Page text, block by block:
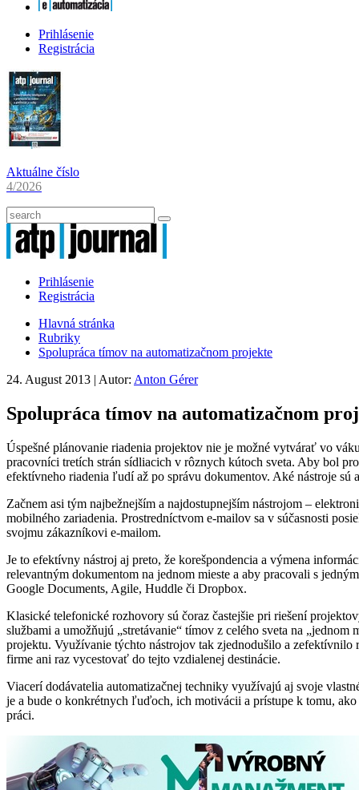
Prihlásenie
Registrácia
Aktuálne číslo
4/2026
Prihlásenie
Registrácia
Hlavná stránka
Rubriky
Spolupráca tímov na automatizačnom projekte
24. August 2013 | Autor: Anton Gérer
Spolupráca tímov na automatizačnom
Úspešné plánovanie riadenia projektov nie je možné vytvárať vo
pracovníci tretích strán sídliacich v rôznych kútoch sveta. Aby bol
efektívneho riadenia ľudí až po správu dokumentov. Aké nástroje
Začnem asi tým najbežnejším a najdostupnejším nástrojom –
mobilného zariadenia. Prostredníctvom e-mailov sa v súčasnosti
svojmu zákazníkovi e-mailom.
Je to efektívny nástroj aj preto, že korešpondencia a výmena
relevantným dokumentom na jednom mieste a aby pracovali s
Google Documents, Agile, Huddle či Dropbox.
Klasické telefonické rozhovory sú čoraz častejšie pri riešení
službami a umožňujú „stretávanie“ tímov z celého sveta na
projektu. Využívanie týchto nástrojov tak zjednodušilo a
firme ani raz vycestovať do tejto vzdialenej destinácie.
Viacerí dodávatelia automatizačnej techniky využívajú aj svoje
je a bude o konkrétnych ľuďoch, ich motivácii a prístupe k tomu,
práci.